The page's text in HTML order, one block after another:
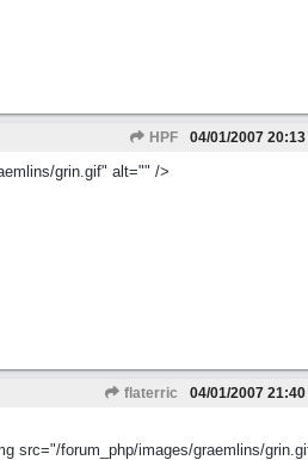
HPF 04/01/2007 20:13
grin.gif" alt="" />
flaterric 04/01/2007 21:40
src="/forum_php/images/graemlins/